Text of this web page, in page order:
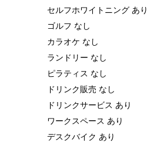
セルフホワイトニング あり
ゴルフ なし
カラオケ なし
ランドリー なし
ピラティス なし
ドリンク販売 なし
ドリンクサービス あり
ワークスペース あり
デスクバイク あり